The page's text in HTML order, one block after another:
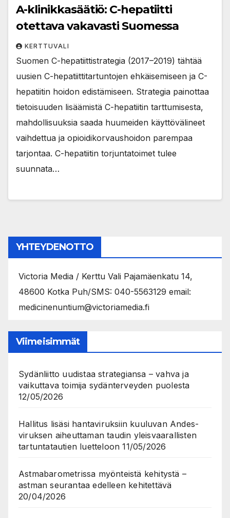
A-klinikkasäätiö: C-hepatiitti
otettava vakavasti Suomessa
KERTTUVALI
Suomen C-hepatiittistrategia (2017–2019) tähtää
uusien C-hepatiittitartuntojen ehkäisemiseen ja C-
hepatiitin hoidon edistämiseen. Strategia painottaa
tietoisuuden lisäämistä C-hepatiitin tarttumisesta,
mahdollisuuksia saada huumeiden käyttövälineet
vaihdettua ja opioidikorvaushoidon parempaa
tarjontaa. C-hepatiitin torjuntatoimet tulee
suunnata…
YHTEYDENOTTO
Victoria Media / Kerttu Vali Pajamäenkatu 14,
48600 Kotka Puh/SMS: 040-5563129 email:
medicinenuntium@victoriamedia.fi
Viimeisimmät
Sydänliitto uudistaa strategiansa – vahva ja
vaikuttava toimija sydänterveyden puolesta
12/05/2026
Hallitus lisäsi hantaviruksiin kuuluvan Andes-
viruksen aiheuttaman taudin yleisvaarallisten
tartuntatautien luetteloon 11/05/2026
Astmabarometrissa myönteistä kehitystä –
astman seurantaa edelleen kehitettävä
20/04/2026